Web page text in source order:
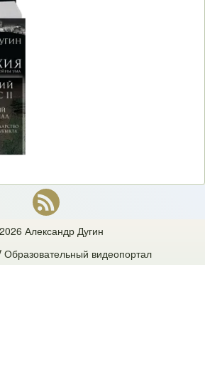
Александр Дугин
Образовательный видеопортал